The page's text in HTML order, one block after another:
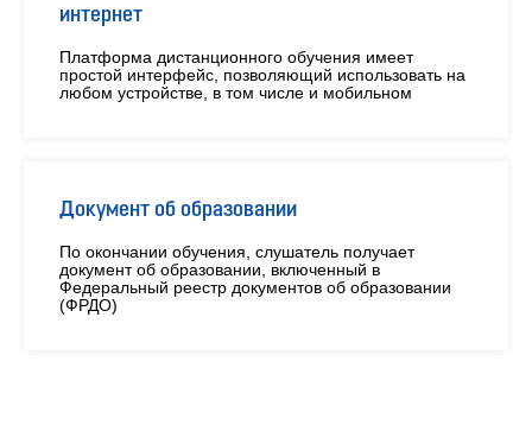
интернет
Платформа дистанционного обучения имеет
простой интерфейс, позволяющий использовать на
любом устройстве, в том числе и мобильном
Документ об образовании
По окончании обучения, слушатель получает
документ об образовании, включенный в
Федеральный реестр документов об образовании
(ФРДО)